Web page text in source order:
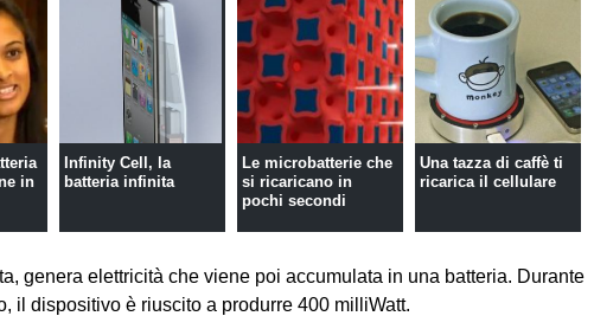
in
Infinity Cell, la
batteria infinita
Le microbatterie che
si ricaricano in
pochi secondi
Una tazza di caffè ti
ricarica il cellulare
genera elettricità che viene poi accumulata in una batteria. Durante
il dispositivo è riuscito a produrre 400 milliWatt.